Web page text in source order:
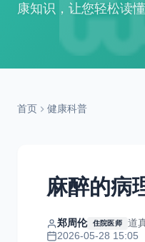
康知识，让您轻松读
首页 健康科普
麻醉的病
郑周伦 住院医师
道
2026-05-28 15:05